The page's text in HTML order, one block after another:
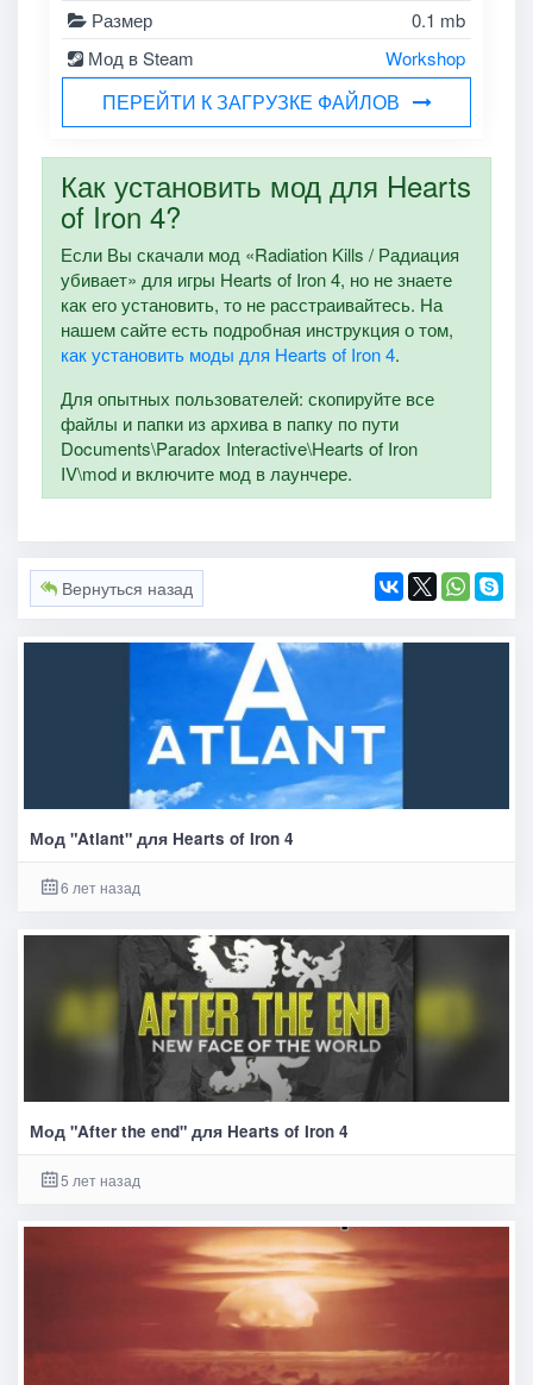
Размер
0.1 mb
Мод в Steam
Workshop
ПЕРЕЙТИ К ЗАГРУЗКЕ ФАЙЛОВ
Как установить мод для Hearts
of Iron 4?
Если Вы скачали мод «Radiation Kills / Радиация
убивает» для игры Hearts of Iron 4, но не знаете
как его установить, то не расстраивайтесь. На
нашем сайте есть подробная инструкция о том,
как установить моды для Hearts of Iron 4.
Для опытных пользователей: скопируйте все
файлы и папки из архива в папку по пути
Documents\Paradox Interactive\Hearts of Iron
IV\mod и включите мод в лаунчере.
Вернуться назад
Мод "Atlant" для Hearts of Iron 4
6 лет назад
Мод "After the end" для Hearts of Iron 4
5 лет назад